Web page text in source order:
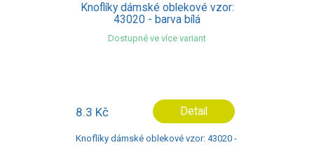
Knoflíky dámské oblekové vzor:
43020 - barva bílá
Dostupné ve více variant
8.3 Kč Detail
Knoflíky dámské oblekové vzor: 43020 -